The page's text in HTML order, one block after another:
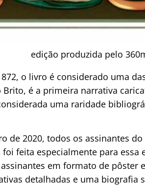
edição produzida pelo
o livro é considerado uma
Brito, é a primeira narrativa
uma raridade
de 2020, todos os assinantes
foi feita especialmente para
em formato de pôster
detalhadas e uma biografia